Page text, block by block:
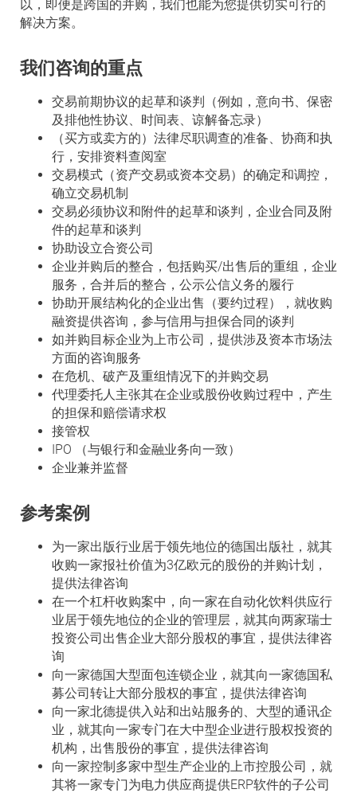
以，即便是跨国的并购，我们也能为您提供切实可行的
解决方案。
我们咨询的重点
交易前期协议的起草和谈判（例如，意向书、保密
及排他性协议、时间表、谅解备忘录）
（买方或卖方的）法律尽职调查的准备、协商和执
行，安排资料查阅室
交易模式（资产交易或资本交易）的确定和调控，
确立交易机制
交易必须协议和附件的起草和谈判，企业合同及附
件的起草和谈判
协助设立合资公司
企业并购后的整合，包括购买/出售后的重组，企业
服务，合并后的整合，公示公信义务的履行
协助开展结构化的企业出售（要约过程），就收购
融资提供咨询，参与信用与担保合同的谈判
如并购目标企业为上市公司，提供涉及资本市场法
方面的咨询服务
在危机、破产及重组情况下的并购交易
代理委托人主张其在企业或股份收购过程中，产生
的担保和赔偿请求权
接管权
IPO （与银行和金融业务向一致）
企业兼并监督
参考案例
为一家出版行业居于领先地位的德国出版社，就其
收购一家报社价值为3亿欧元的股份的并购计划，
提供法律咨询
在一个杠杆收购案中，向一家在自动化饮料供应行
业居于领先地位的企业的管理层，就其向两家瑞士
投资公司出售企业大部分股权的事宜，提供法律咨
询
向一家德国大型面包连锁企业，就其向一家德国私
募公司转让大部分股权的事宜，提供法律咨询
向一家北德提供入站和出站服务的、大型的通讯企
业，就其向一家专门在大中型企业进行股权投资的
机构，出售股份的事宜，提供法律咨询
向一家控制多家中型生产企业的上市控股公司，就
其将一家专门为电力供应商提供ERP软件的子公司